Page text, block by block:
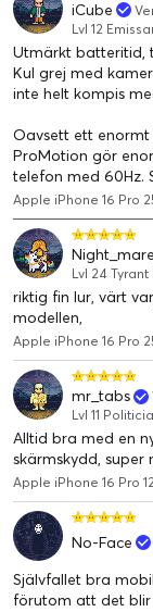
iCube
Lvl 12
Utmärkt batteritid,
Kul grej med
inte helt kompis
Oavsett ett enormt
ProMotion gör
telefon med 60Hz.
Apple iPhone 16 Pro
Night_mare
Lvl 24
riktig fin lur, värt
modellen,
Apple iPhone 16 Pro
mr_tabs
Lvl 11
Alltid bra med en
skärmskydd, super
Apple iPhone 16 Pro
No-Face
Självfallet bra
förutom att det